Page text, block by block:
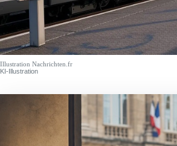
Illustration Nachrichten.fr
KI-Illustration